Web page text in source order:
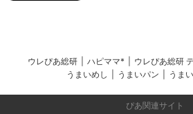
ウレぴあ総研 ハピママ* ウレぴあ総研
うまいめし
うまいパン うま
ぴあ関連サイト